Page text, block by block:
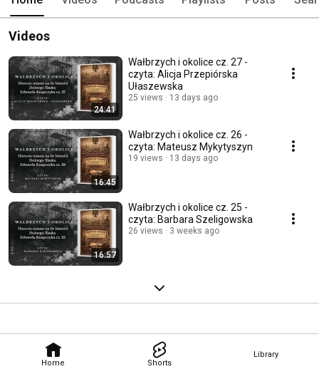
Home Shorts
Library
Videos
24:41
Wałbrzych i okolice cz. 27 -
czyta: Alicja Przepiórska
Ułaszewska
25 views 13 days ago
16:45
Wałbrzych i okolice cz. 26 -
czyta: Mateusz Mykytyszyn
19 views 13 days ago
16:57
Wałbrzych i okolice cz. 25 -
czyta: Barbara Szeligowska
26 views 3 weeks ago